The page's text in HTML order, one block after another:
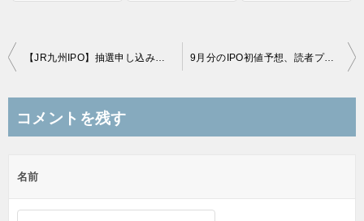
投
ビ
ー
シ
【JR九州IPO】抽選申し込みで準備しておく証券会社まとめ 9月分のIPO初値予想、読者プレゼントを発送！
コメントを残す
名前